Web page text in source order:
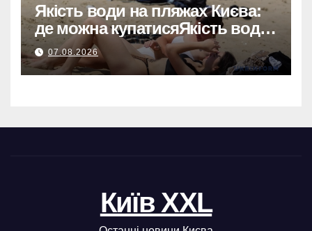
Якість води на пляжах Києва:
де можна купатисяЯкість води
на пляжах Києва: безпечні
місця для купання.
07.08.2026
Київ XXL